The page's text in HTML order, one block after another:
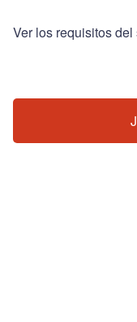
Ver los requisitos